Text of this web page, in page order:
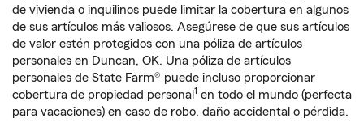
de vivienda o inquilinos puede limitar la cobertura en algunos
de sus artículos más valiosos. Asegúrese de que sus artículos
de valor estén protegidos con una póliza de artículos
personales en Duncan, OK. Una póliza de artículos
personales de State Farm® puede incluso proporcionar
cobertura de propiedad personal 1 en todo el mundo (perfecta
para vacaciones) en caso de robo, daño accidental o pérdida.